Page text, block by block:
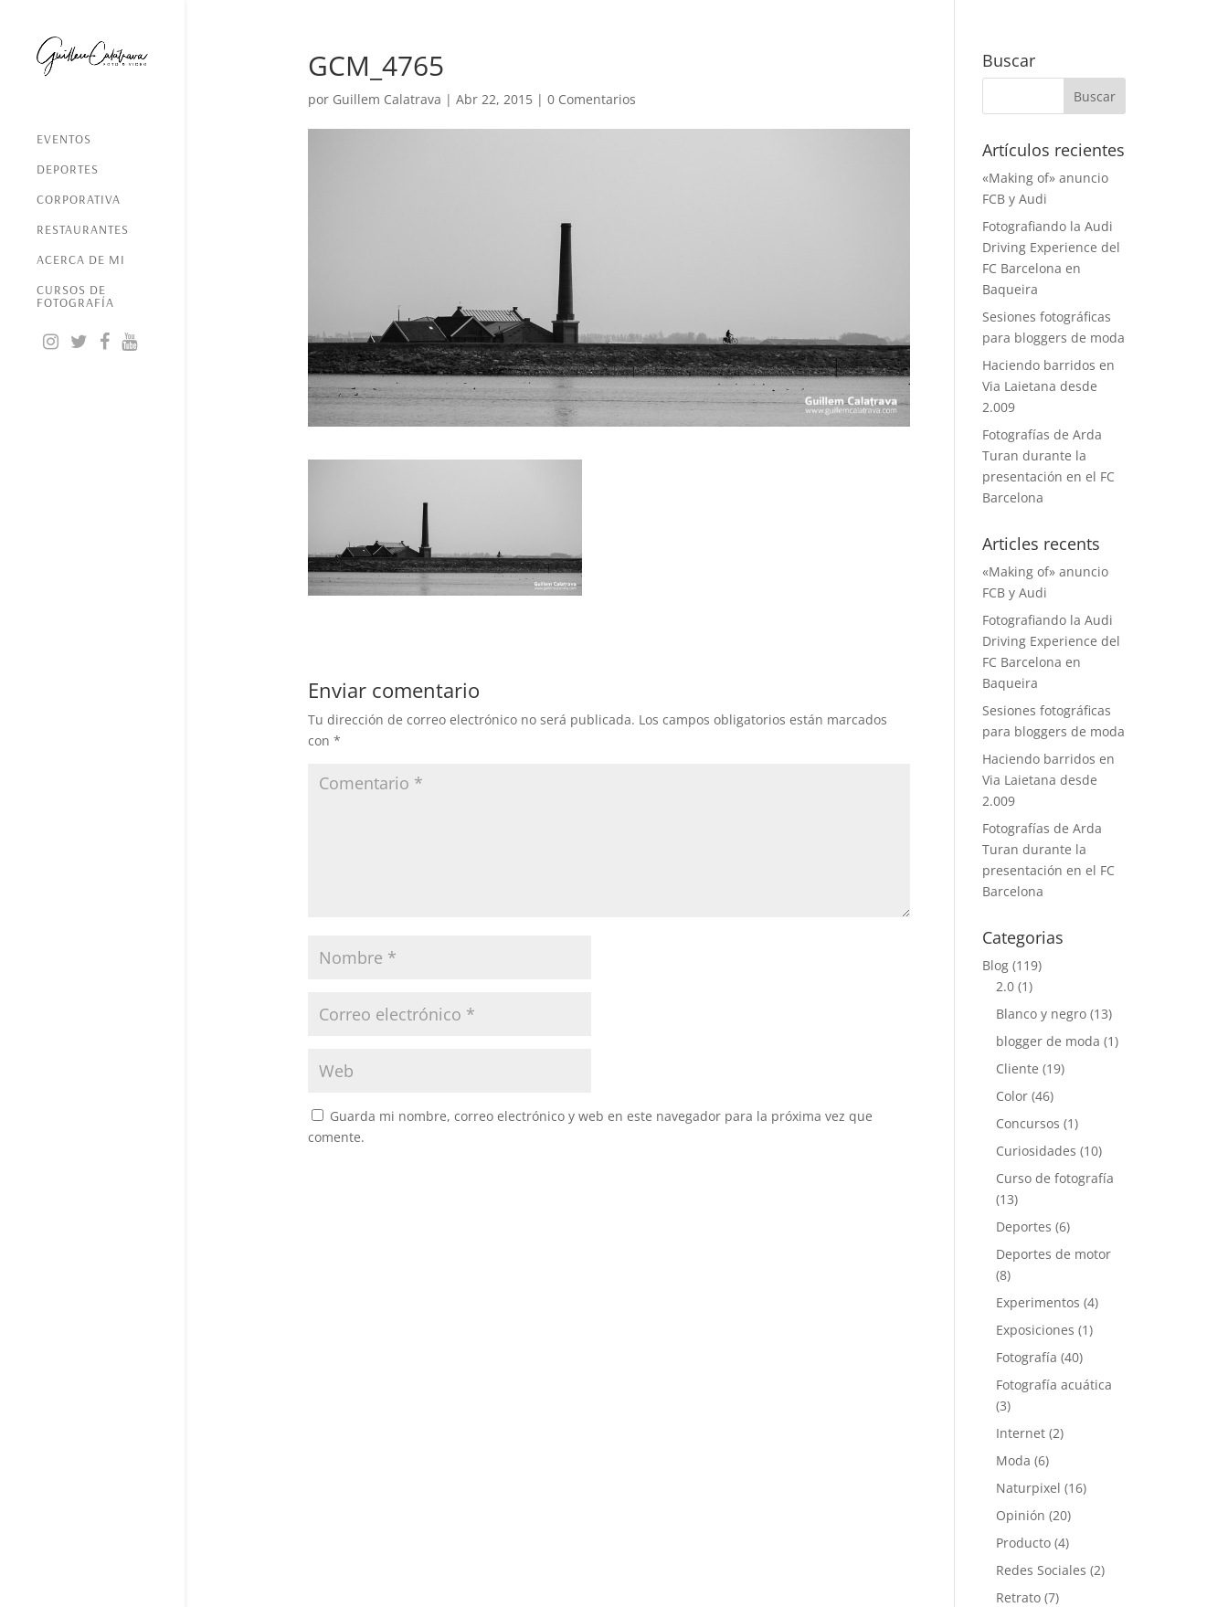
EVENTOS
DEPORTES
CORPORATIVA
RESTAURANTES
ACERCA DE MI
CURSOS DE
FOTOGRAFÍA
GCM_4765
por Guillem Calatrava | Abr 22, 2015| 0 Comentarios
Enviar comentario
Tu dirección de correo electrónico no será publicada. Los campos obligatorios están marcados
con *
Guarda mi nombre, correo electrónico y web en este navegador para la próxima vez que
comente.
Buscar
Artículos recientes
«Making of» anuncio
FCB y Audi
Fotografiando la Audi
Driving Experience del
FC Barcelona en
Baqueira
Sesiones fotográficas
para bloggers de moda
Haciendo barridos en
Via Laietana desde
2.009
Fotografías de Arda
Turan durante la
presentación en el FC
Barcelona
Articles recents
«Making of» anuncio
FCB y Audi
Fotografiando la Audi
Driving Experience del
FC Barcelona en
Baqueira
Sesiones fotográficas
para bloggers de moda
Haciendo barridos en
Via Laietana desde
2.009
Fotografías de Arda
Turan durante la
presentación en el FC
Barcelona
Categorias
Blog (119)
2.0 (1)
Blanco y negro (13)
blogger de moda (1)
Cliente (19)
Color (46)
Concursos (1)
Curiosidades (10)
Curso de fotografía
(13)
Deportes (6)
Deportes de motor
(8)
Experimentos (4)
Exposiciones (1)
Fotografía (40)
Fotografía acuática
(3)
Internet (2)
Moda (6)
Naturpixel (16)
Opinión (20)
Producto (4)
Redes Sociales (2)
Retrato (7)